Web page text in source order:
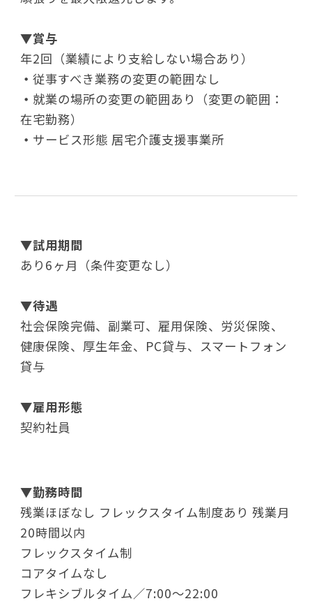
▼賞与
年2回（業績により支給しない場合あり）
・従事すべき業務の変更の範囲なし
・ 就業の場所の変更の範囲あり（変更の範囲：
在宅勤務）
・ サービス形態 居宅介護支援事業所
▼試用期間
あり6ヶ月（条件変更なし）
▼待遇
社会保険完備、副業可、雇用保険、労災保険、
健康保険、厚生年金、PC貸与、スマートフォン
貸与
▼雇用形態
契約社員
▼勤務時間
残業ほぼなし フレックスタイム制度あり 残業月
20時間以内
フレックスタイム制
コアタイムなし
フレキシブルタイム／7:00～22:00